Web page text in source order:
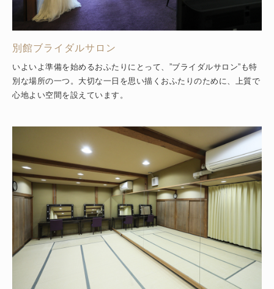
別館ブライダルサロン
いよいよ準備を始めるおふたりにとって、”ブライダルサロン”も特
別な場所の一つ。大切な一日を思い描くおふたりのために、上質で
心地よい空間を設えています。